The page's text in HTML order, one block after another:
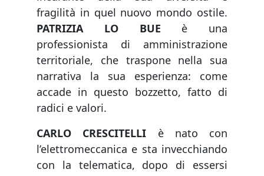
fragilità in quel nuovo mondo ostile.
PATRIZIA LO BUE è una
professionista di amministrazione
territoriale, che traspone nella sua
narrativa la sua esperienza: come
accade in questo bozzetto, fatto di
radici e valori.
CARLO CRESCITELLI è nato con
l’elettromeccanica e sta invecchiando
con la telematica, dopo di essersi